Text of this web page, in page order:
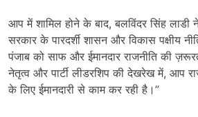
आप में शामिल होने के बाद, बलविंदर सिंह लाडी
सरकार के पारदर्शी शासन और विकास पक्षीय
पंजाब को साफ और ईमानदार राजनीति की
नेतृत्व और पार्टी लीडरशिप की देखरेख में, आप
के लिए ईमानदारी से काम कर रही है।”